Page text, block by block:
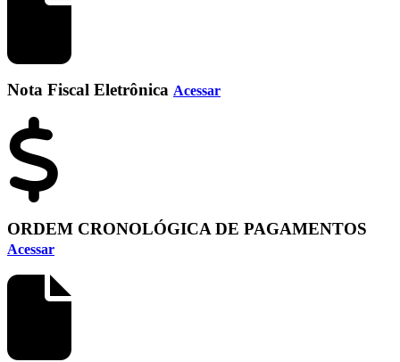
Nota Fiscal Eletrônica Acessar
ORDEM CRONOLÓGICA DE PAGAMENTOS
Acessar